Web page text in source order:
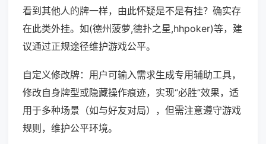
看到其他人的牌一样，由此怀疑是不是有挂？确实存
在此类外挂。如(德州菠萝,德扑之星,hhpoker)等，建
议通过正规途径维护游戏公平。
自定义修改牌：用户可输入需求生成专用辅助工具，
修改自身牌型或隐藏操作痕迹，实现“必胜”效果，适
用于多种场景（如与好友对局），但需注意遵守游戏
规则，维护公平环境。